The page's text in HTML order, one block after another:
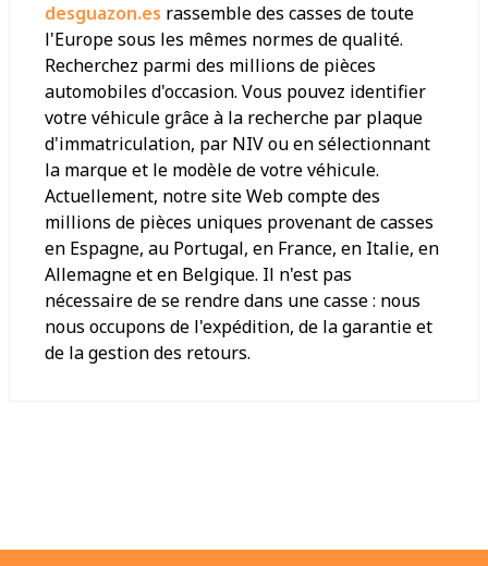
desguazon.es rassemble des casses de toute
l'Europe sous les mêmes normes de qualité.
Recherchez parmi des millions de pièces
automobiles d'occasion. Vous pouvez identifier
votre véhicule grâce à la recherche par plaque
d'immatriculation, par NIV ou en sélectionnant
la marque et le modèle de votre véhicule.
Actuellement, notre site Web compte des
millions de pièces uniques provenant de casses
en Espagne, au Portugal, en France, en Italie, en
Allemagne et en Belgique. Il n'est pas
nécessaire de se rendre dans une casse : nous
nous occupons de l'expédition, de la garantie et
de la gestion des retours.